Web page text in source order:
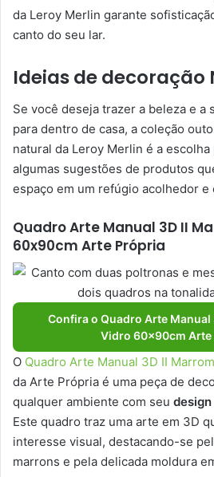
da Leroy Merlin garante
canto do seu lar.
Ideias de decoração
Se você deseja trazer a beleza e a
para dentro de casa, a coleção
natural da Leroy Merlin é a
algumas sugestões de produtos
espaço em um refúgio acolhedor e
Quadro Arte Manual 3D II
60x90cm Arte Própria
Confira o Quadro Arte Manual
Vidro 60x90cm Arte
O Quadro Arte Manual 3D II
da Arte Própria é uma peça de
qualquer ambiente com seu
Este quadro traz uma arte em 3D
interesse visual, destacando-se
marrons e pela delicada moldura